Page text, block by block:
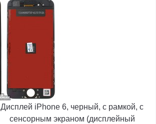
Дисплей iPhone 6, черный, с рамкой, с
сенсорным экраном (дисплейный